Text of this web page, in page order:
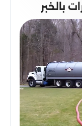
بالخبر